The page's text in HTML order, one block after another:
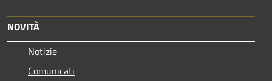
NOVITÀ
Notizie
Comunicati